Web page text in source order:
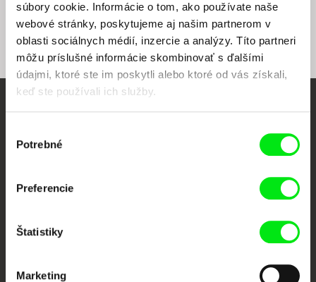
súbory cookie. Informácie o tom, ako používate naše
webové stránky, poskytujeme aj našim partnerom v
oblasti sociálnych médií, inzercie a analýzy. Títo partneri
môžu príslušné informácie skombinovať s ďalšími
údajmi, ktoré ste im poskytli alebo ktoré od vás získali,
keď ste používali ich služby.
súhlasu
Potrebné
Preferencie
Štatistiky
Marketing
Eremocénu
Vaše online kino
Portál DAFilms vznikol vďaka tvorivej spolupráci siedmich významných